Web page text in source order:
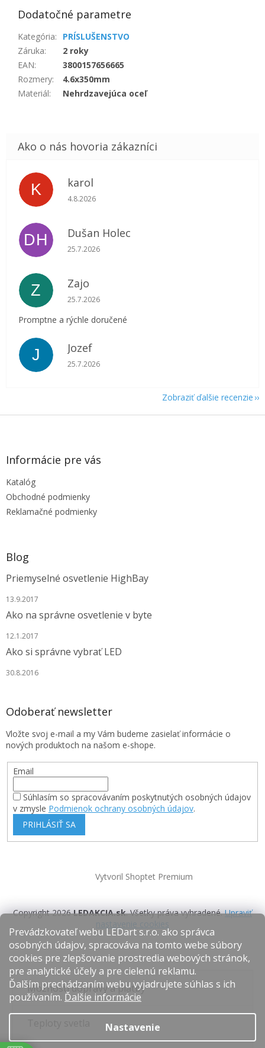
Prevádzkovateľ webu LEDart s.r.o. ako správca
osobných údajov, spracováva na tomto webe súbory
cookies pre zlepšovanie prostredia webových stránok,
pre analytické účely a pre cielenú reklamu.
Ďalším prechádzaním webu vyjadrujete súhlas s ich
používaním. Ďalšie informácie
Nastavenie
Dodatočné parametre
Kategória:
PRÍSLUŠENSTVO
Záruka:
2 roky
EAN:
3800157656665
Rozmery:
4.6x350mm
Materiál: Nehrdzavejúca oceľ
K karol
Hodnotenie obchodu je 5 z 5 hviezdičiek.
4.8.2026
DH Dušan Holec
Hodnotenie obchodu je 5 z 5 hviezdičiek.
25.7.2026
Z Zajo
Hodnotenie obchodu je 5 z 5 hviezdičiek.
25.7.2026
Promptne a rýchle doručené
J Jozef
Hodnotenie obchodu je 5 z 5 hviezdičiek.
25.7.2026
Zobraziť ďalšie recenzie
Z
Informácie pre vás
Katalóg
Obchodné podmienky
Reklamačné podmienky
Blog
Priemyselné osvetlenie HighBay
13.9.2017
Ako na správne osvetlenie v byte
12.1.2017
Ako si správne vybrať LED
30.8.2016
Odoberať newsletter
Vložte svoj e-mail a my Vám budeme zasielať informácie o
nových produktoch na našom e-shope.
Email
Súhlasím so spracovávaním poskytnutých osobných údajov
v zmysle Podmienok ochrany osobných údajov.
PRIHLÁSIŤ SA
Vytvoril Shoptet Premium
Copyright 2026LEDAKCIA.sk. Všetky práva vyhradené.Upraviť
Možnosti dopravy a platby